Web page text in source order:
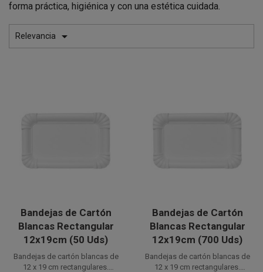
forma práctica, higiénica y con una estética cuidada.
Relevancia 
Bandejas de Cartón
Blancas Rectangular
12x19cm (50 Uds)
Bandejas de cartón blancas de
12 x 19 cm rectangulares.
Bandejas de Cartón
Blancas Rectangular
12x19cm (700 Uds)
Bandejas de cartón blancas de
12 x 19 cm rectangulares.